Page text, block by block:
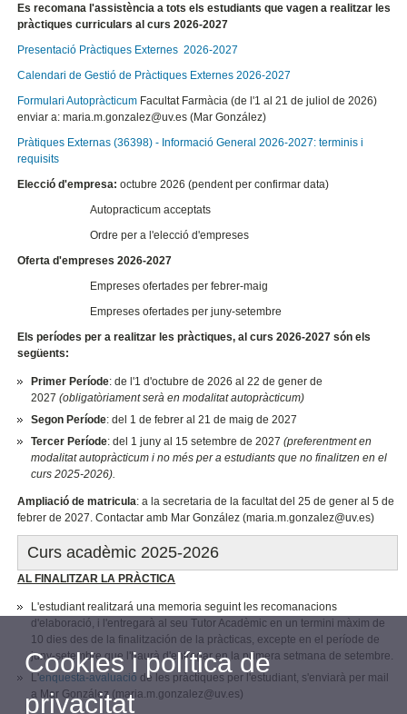
Es recomana l'assistència a tots els estudiants que vagen a realitzar les
pràctiques curriculars al curs 2026-2027
Presentació Pràctiques Externes2026-2027
Calendari de Gestió de Pràctiques Externes 2026-2027
Formulari Autopràcticum Facultat Farmàcia (de l'1 al 21 de juliol de 2026)
enviar a: maria.m.gonzalez@uv.es (Mar González)
Pràtiques Externas (36398) - Informació General 2026-2027: terminis i
requisits
Elecció d'empresa:octubre 2026 (pendent per confirmar data)
Autopracticum acceptats
Ordre per a l'elecció d'empreses
Oferta d'empreses 2026-2027
Empreses ofertades per febrer-maig
Empreses ofertades per juny-setembre
Els períodes per a realitzar les pràctiques, al curs 2026-2027 són els
següents:
Primer Període: de l'1 d'octubre de 2026 al 22 de gener de
2027(obligatòriament serà en modalitat autopràcticum)
Segon Període: del 1 de febrer al 21 de maig de 2027
Tercer Període: del 1 juny al 15 setembre de 2027(preferentment en
modalitat autopràcticum i no més per a estudiants que no finalitzen en el
curs 2025-2026).
Ampliació de matricula: a la secretaria de la facultat del 25 de gener al 5 de
febrer de 2027. Contactar amb Mar González (maria.m.gonzalez@uv.es)
Curs acadèmic 2025-2026
AL FINALITZAR LA PRÀCTICA
L'estudiant realitzará una memoria seguint les recomanacions
d'elaboració, i l'entregarà al seu Tutor Acadèmic en un termini màxim de
10 dies des de la finalitzación de la pràcticas, excepte en el període de
juny-setembre que l'haurà d'entregar en la primera setmana de setembre.
L'enquesta-avaluació de les pràctiques per l'estudiant, s'enviarà per mail
a Mar González (maria.m.gonzalez@uv.es)
Cookies i política de
privacitat